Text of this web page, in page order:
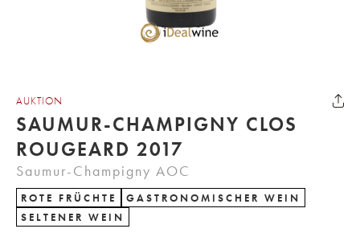
AUKTION
SAUMUR-CHAMPIGNY CLOS
ROUGEARD 2017
Saumur-Champigny AOC
ROTE FRÜCHTE
GASTRONOMISCHER WEIN
SELTENER WEIN